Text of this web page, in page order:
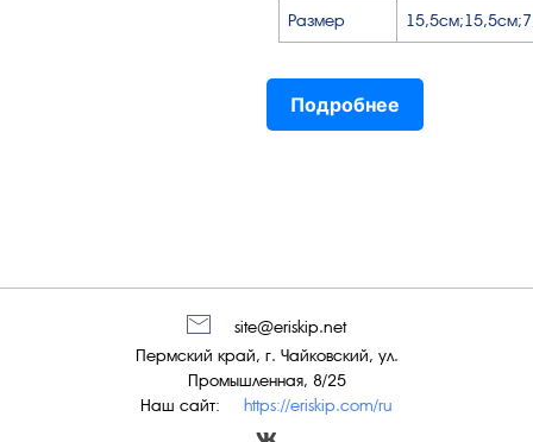
Размер
Подробнее
Наш сайт: https://eriskip.com/ru
Пермский край, г. Чайковский, ул.
Промышленная, 8/25
site@eriskip.net